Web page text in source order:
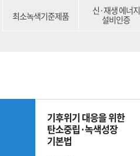
최소녹색기준제품
신·재생 에너지
설비인증
기후위기 대응을 위한
탄소중립·녹색성장
기본법